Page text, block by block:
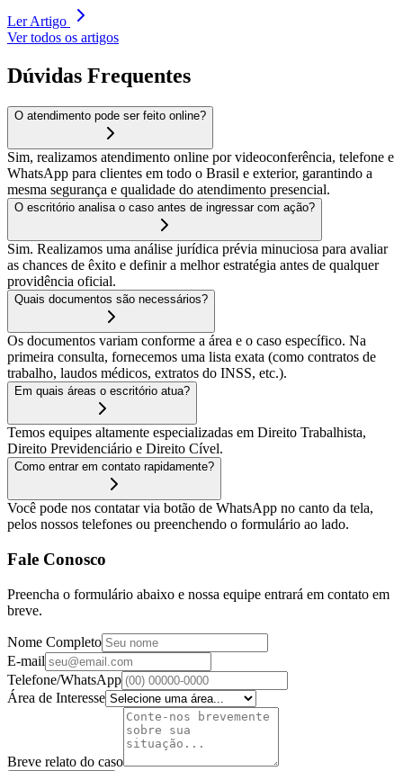
Ler Artigo
Ver todos os artigos
Dúvidas Frequentes
O atendimento pode ser feito online?
Sim, realizamos atendimento online por videoconferência, telefone e
WhatsApp para clientes em todo o Brasil e exterior, garantindo a
mesma segurança e qualidade do atendimento presencial.
O escritório analisa o caso antes de ingressar com ação?
Sim. Realizamos uma análise jurídica prévia minuciosa para avaliar
as chances de êxito e definir a melhor estratégia antes de qualquer
providência oficial.
Quais documentos são necessários?
Os documentos variam conforme a área e o caso específico. Na
primeira consulta, fornecemos uma lista exata (como contratos de
trabalho, laudos médicos, extratos do INSS, etc.).
Em quais áreas o escritório atua?
Temos equipes altamente especializadas em Direito Trabalhista,
Direito Previdenciário e Direito Cível.
Como entrar em contato rapidamente?
Você pode nos contatar via botão de WhatsApp no canto da tela,
pelos nossos telefones ou preenchendo o formulário ao lado.
Fale Conosco
Preencha o formulário abaixo e nossa equipe entrará em contato em
breve.
Nome Completo
E-mail
Telefone/WhatsApp
Área de Interesse
Breve relato do caso